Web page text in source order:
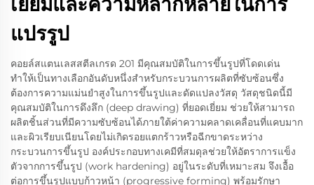
แปรรูป
คอยล์สแตนเลสสตีลเกรด 201 มีคุณสมบัติในการขึ้นรูปที่โดดเด่น
ทำให้เป็นทางเลือกอันดับหนึ่งสำหรับกระบวนการผลิตที่ซับซ้อนซึ่ง
ต้องการความแม่นยำสูงในการขึ้นรูปและดัดแปลงวัสดุ วัสดุชนิดนี้มี
คุณสมบัติในการดึงลึก (deep drawing) ที่ยอดเยี่ยม ช่วยให้สามารถ
ผลิตชิ้นส่วนที่มีความซับซ้อนได้ภายใต้ค่าความคลาดเคลื่อนที่แคบมาก
และผิวเรียบเนียนโดยไม่เกิดรอยแตกร้าวหรือฉีกขาดระหว่าง
กระบวนการขึ้นรูป องค์ประกอบทางเคมีที่สมดุลช่วยให้อัตราการแข็ง
ตัวจากการขึ้นรูป (work hardening) อยู่ในระดับที่เหมาะสม จึงเอื้อ
ต่อการขึ้นรูปแบบก้าวหน้า (progressive forming) พร้อมรักษา